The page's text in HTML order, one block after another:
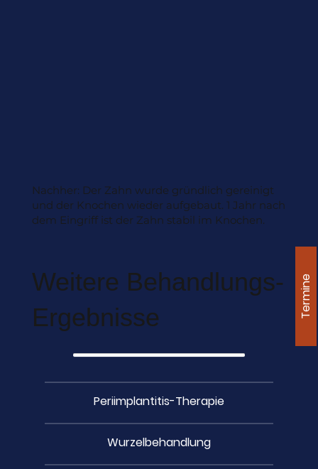
Nachher: Der Zahn wurde gründlich gereinigt
und der Knochen wieder aufgebaut. 1 Jahr nach
dem Eingriff ist der Zahn stabil im Knochen.
Weitere Behandlungs-
Ergebnisse
Periimplantitis-Therapie
Wurzelbehandlung
Termine